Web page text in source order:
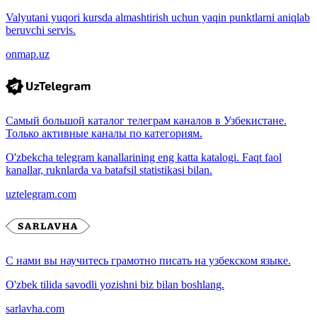
Valyutani yuqori kursda almashtirish uchun yaqin punktlarni aniqlab
beruvchi servis.
onmap.uz
Самый большой каталог телеграм каналов в Узбекистане.
Только активные каналы по категориям.
O'zbekcha telegram kanallarining eng katta katalogi. Faqt faol
kanallar, ruknlarda va batafsil statistikasi bilan.
uztelegram.com
С нами вы научитесь грамотно писать на узбекском языке.
O'zbek tilida savodli yozishni biz bilan boshlang.
sarlavha.com